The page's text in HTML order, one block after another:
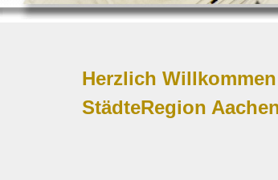
Herzlich
StädteRegion